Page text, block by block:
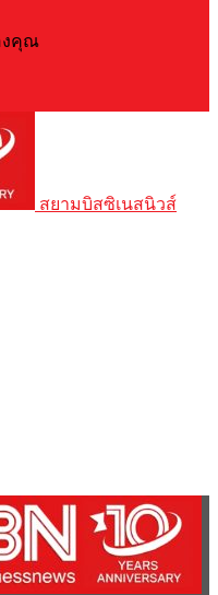
งคุณ
สยามบิสซิเนสนิวส์